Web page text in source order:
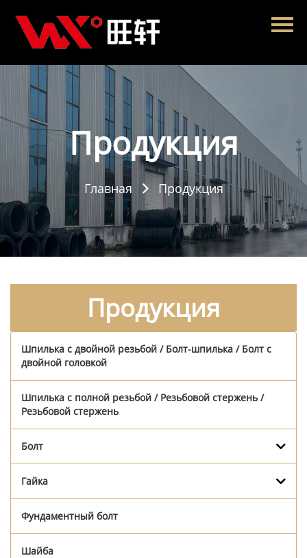
Главная
Продукция
Новости
О нас
Контакты Продукция
Главная  Продукция
Продукция
Шпилька с двойной резьбой / Болт-шпилька / Болт с
двойной головкой
Шпилька с полной резьбой / Резьбовой стержень /
Резьбовой стержень
Болт
Гайка
Фундаментный болт
Шайба